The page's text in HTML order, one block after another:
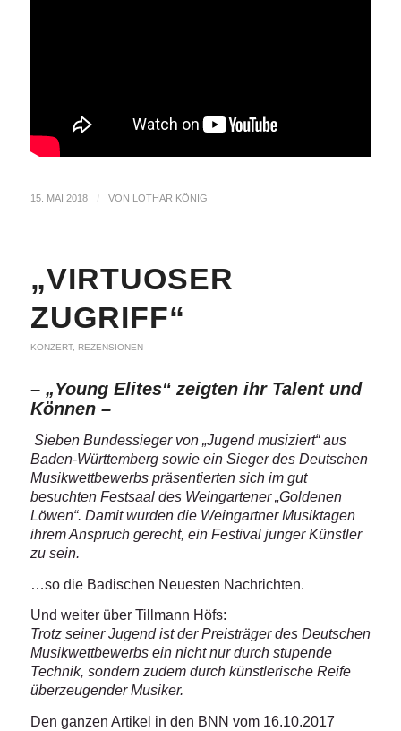
15. MAI 2018 / VON LOTHAR KÖNIG
„VIRTUOSER
ZUGRIFF“
KONZERT, REZENSIONEN
– „Young Elites“ zeigten ihr Talent und
Können –
Sieben Bundessieger von „Jugend musiziert“ aus
Baden-Württemberg sowie ein Sieger des Deutschen
Musikwettbewerbs präsentierten sich im gut
besuchten Festsaal des Weingartener „Goldenen
Löwen“. Damit wurden die Weingartner Musiktagen
ihrem Anspruch gerecht, ein Festival junger Künstler
zu sein.
…so die Badischen Neuesten Nachrichten.
Und weiter über Tillmann Höfs:
Trotz seiner Jugend ist der Preisträger des Deutschen
Musikwettbewerbs ein nicht nur durch stupende
Technik, sondern zudem durch künstlerische Reife
überzeugender Musiker.
Den ganzen Artikel in den BNN vom 16.10.2017